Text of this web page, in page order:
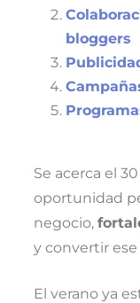
bloggers
Se acerca el
oportunidad
negocio,
y convertir
El verano ya